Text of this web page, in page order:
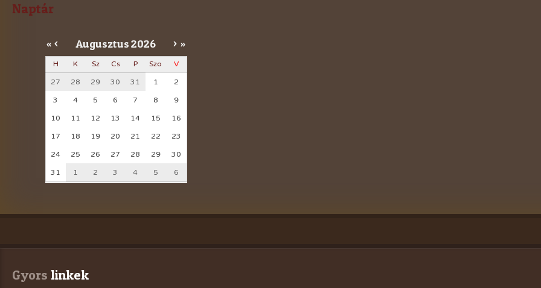
Naptár
« < Augusztus2026 > »
H K Sz Cs P Szo V
27 28 29 30 31 1 2
3 4 5 6 7 8 9
10 11 12 13 14 15 16
17 18 19 20 21 22 23
24 25 26 27 28 29 30
31 1 2 3 4 5 6
Gyors linkek